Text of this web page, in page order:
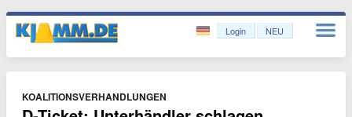
Login NEU
KOALITIONSVERHANDLUNGEN